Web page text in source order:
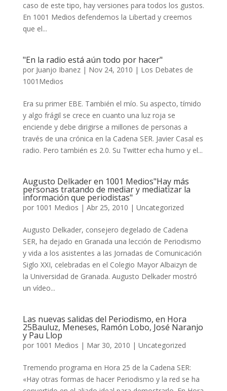
caso de este tipo, hay versiones para todos los gustos.
En 1001 Medios defendemos la Libertad y creemos
que el...
"En la radio está aún todo por hacer"
por Juanjo Ibanez| Nov 24, 2010 | Los Debates de
1001Medios
Era su primer EBE. También el mío. Su aspecto, tímido
y algo frágil se crece en cuanto una luz roja se
enciende y debe dirigirse a millones de personas a
través de una crónica en la Cadena SER. Javier Casal es
radio. Pero también es 2.0. Su Twitter echa humo y el...
Augusto Delkader en 1001 Medios"Hay más
personas tratando de mediar y mediatizar la
información que periodistas"
por 1001 Medios | Abr 25, 2010 | Uncategorized
Augusto Delkader, consejero degelado de Cadena
SER, ha dejado en Granada una lección de Periodismo
y vida a los asistentes a las Jornadas de Comunicación
Siglo XXI, celebradas en el Colegio Mayor Albaizyn de
la Universidad de Granada. Augusto Delkader mostró
un vídeo...
Las nuevas salidas del Periodismo, en Hora
25Bauluz, Meneses, Ramón Lobo, José Naranjo
y Pau Llop
por 1001 Medios | Mar 30, 2010 | Uncategorized
Tremendo programa en Hora 25 de la Cadena SER:
«Hay otras formas de hacer Periodismo y la red se ha